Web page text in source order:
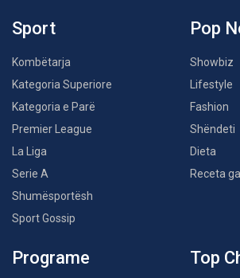
Sport
Kombëtarja
Kategoria Superiore
Kategoria e Parë
Premier League
La Liga
Serie A
Shumësportësh
Sport Gossip
Pop
Showbiz
Lifestyle
Fashion
Shëndeti
Dieta
Receta
Programe Top